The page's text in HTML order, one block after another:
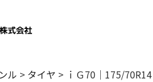
SHOP
ル > タイヤ > ｉＧ70｜175/